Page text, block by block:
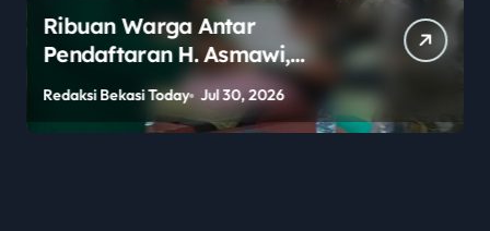
Ribuan Warga Antar
Pendaftaran H. Asmawi,
Dukungan Menggema:
“Lanjutkan!”
Redaksi Bekasi Today Jul 30, 2026